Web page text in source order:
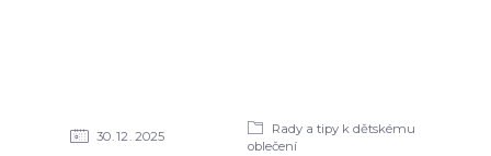
30 12 2025
Rady a tipy k dětskému
oblečení